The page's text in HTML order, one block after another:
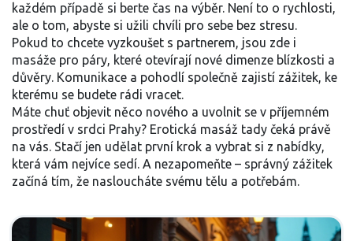
každém případě si berte čas na výběr. Není to o rychlosti,
ale o tom, abyste si užili chvíli pro sebe bez stresu.
Pokud to chcete vyzkoušet s partnerem, jsou zde i
masáže pro páry, které otevírají nové dimenze blízkosti a
důvěry. Komunikace a pohodlí společně zajistí zážitek, ke
kterému se budete rádi vracet.
Máte chuť objevit něco nového a uvolnit se v příjemném
prostředí v srdci Prahy? Erotická masáž tady čeká právě
na vás. Stačí jen udělat první krok a vybrat si z nabídky,
která vám nejvíce sedí. A nezapomeňte – správný zážitek
začíná tím, že nasloucháte svému tělu a potřebám.